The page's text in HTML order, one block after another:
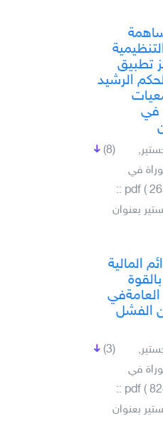
تطبيق
الرشيد
في
(8)
في
الإدارة .pdf ( 263 ) ::
بعنوان
المالية
العامةفي
الفشل
(3)
في
الإدارة .pdf ( 828 ) ::
بعنوان